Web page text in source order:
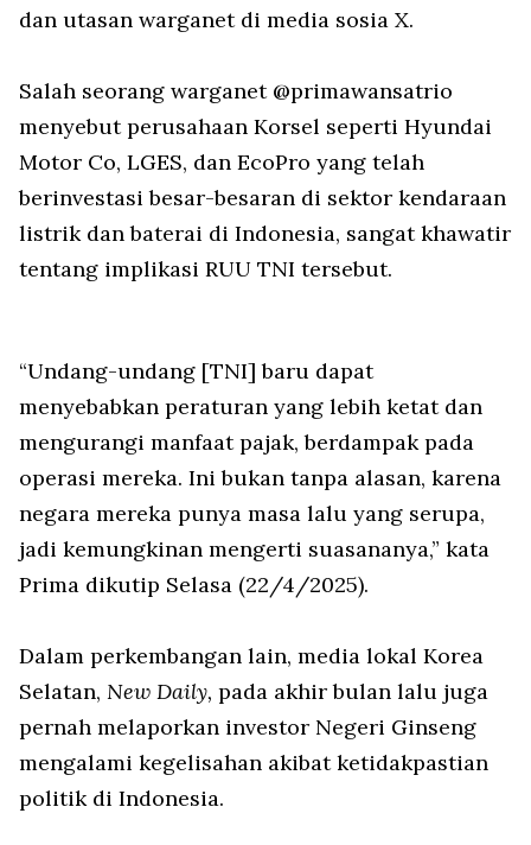
dan utasan warganet di media sosia X.
Salah seorang warganet @primawansatrio
menyebut perusahaan Korsel seperti Hyundai
Motor Co, LGES, dan EcoPro yang telah
berinvestasi besar-besaran di sektor kendaraan
listrik dan baterai di Indonesia, sangat khawatir
tentang implikasi RUU TNI tersebut.
“Undang-undang [TNI] baru dapat
menyebabkan peraturan yang lebih ketat dan
mengurangi manfaat pajak, berdampak pada
operasi mereka. Ini bukan tanpa alasan, karena
negara mereka punya masa lalu yang serupa,
jadi kemungkinan mengerti suasananya,” kata
Prima dikutip Selasa (22/4/2025).
Dalam perkembangan lain, media lokal Korea
Selatan, New Daily, pada akhir bulan lalu juga
pernah melaporkan investor Negeri Ginseng
mengalami kegelisahan akibat ketidakpastian
politik di Indonesia.